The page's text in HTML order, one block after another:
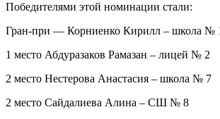
Победителями этой номинации стали:
Гран-при — Корниенко Кирилл – школа №
1 место Абдуразаков Рамазан – лицей № 2
2 место Нестерова Анастасия – школа № 7
2 место Сайдалиева Алина – СШ № 8